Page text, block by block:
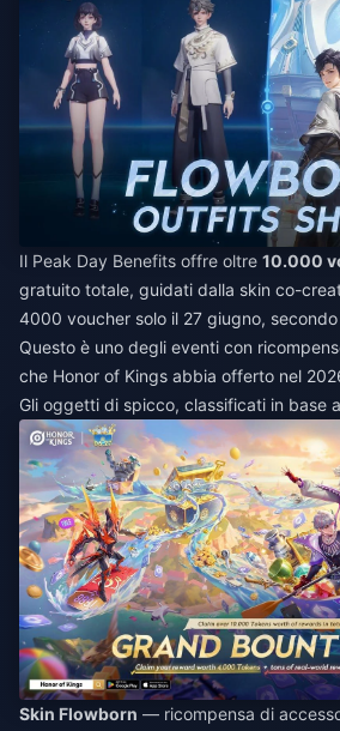
Il Peak Day Benefits offre oltre 10.000
gratuito totale, guidati dalla skin co-
4000 voucher solo il 27 giugno,
Questo è uno degli eventi con
che Honor of Kings abbia offerto nel
Gli oggetti di spicco, classificati in base
Skin Flowborn — ricompensa di